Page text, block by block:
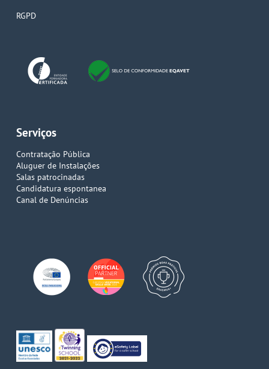
RGPD
Serviços
Contratação Pública
Aluguer de Instalações
Salas patrocinadas
Candidatura espontanea
Canal de Denúncias